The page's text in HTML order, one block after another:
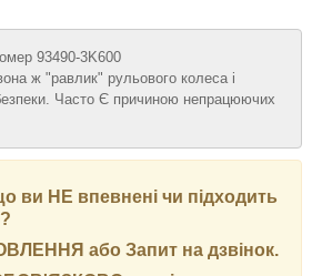
93490-3K600
ж "равлик" рульового колеса і
Часто Є причиною непрацюючих
ви НЕ впевнені чи підходить
або Запит на дзвінок.